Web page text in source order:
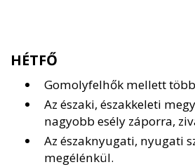
HÉTFŐ
Gomolyfelhők mellett
Az északi, északkeleti
nagyobb esély záporra,
Az északnyugati, nyugati
megélénkül.